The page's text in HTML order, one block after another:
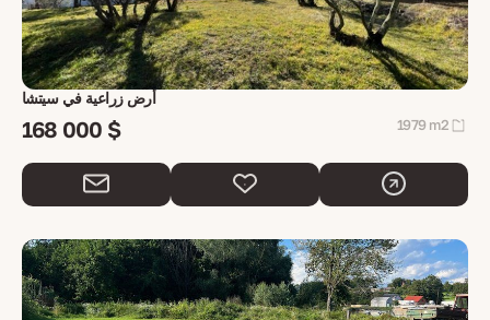
أرض زراعية في سيتشا
168 000 $ 1979 m2